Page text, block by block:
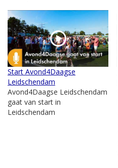
Start Avond4Daagse
Leidschendam
Avond4Daagse Leidschendam
gaat van start in
Leidschendam